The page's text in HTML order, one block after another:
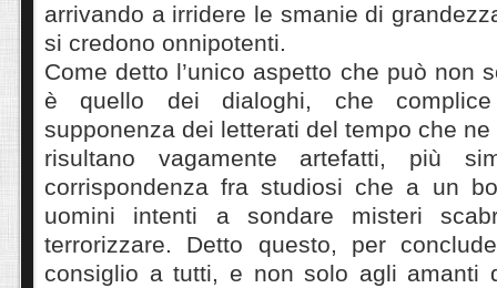
arrivando a irridere le smanie di
si credono onnipotenti.
Come detto l’unico aspetto che può non
è quello dei dialoghi, che
supponenza dei letterati del tempo che
risultano vagamente artefatti, più
corrispondenza fra studiosi che a un
uomini intenti a sondare misteri
terrorizzare. Detto questo, per
consiglio a tutti, e non solo agli amanti